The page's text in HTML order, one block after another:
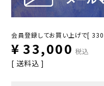
会員登録してお買い上げで[ 330
¥ 33,000 税込
送料込